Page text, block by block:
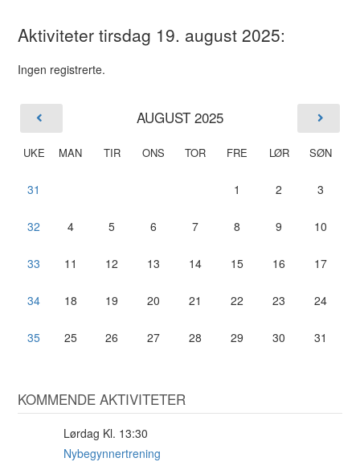
Aktiviteter tirsdag 19. august 2025:
Ingen registrerte.
AUGUST 2025
UKE MAN TIR ONS TOR FRE LØR SØN
31 1 2 3
32 4 5 6 7 8 9 10
33 11 12 13 14 15 16 17
34 18 19 20 21 22 23 24
35 25 26 27 28 29 30 31
KOMMENDE AKTIVITETER
Lørdag Kl. 13:30
Nybegynnertrening